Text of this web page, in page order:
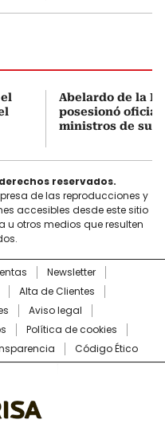
Abelardo de la
posesionó
ministros de su
derechos reservados.
de las reproducciones y
accesibles desde este sitio
otros medios que resulten
Newsletter
Alta de Clientes
Aviso legal
Política de cookies
Código Ético